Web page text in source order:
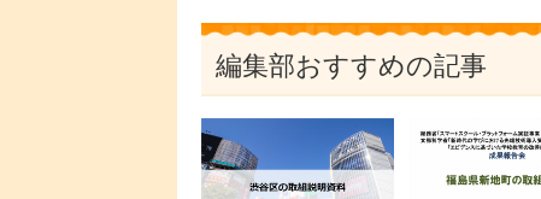
編集部おすすめの記事